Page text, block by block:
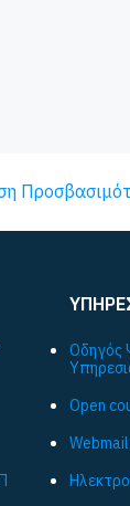
Οδηγός
Open
Webmail